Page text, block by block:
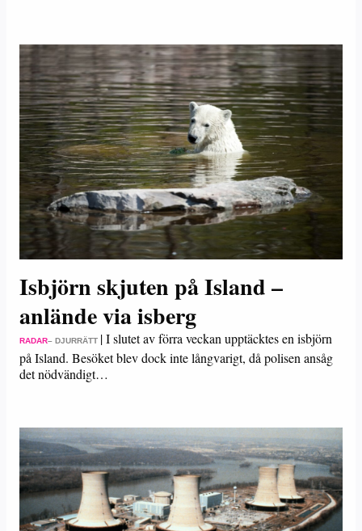
Isbjörn skjuten på Island –
anlände via isberg
RADAR– DJURRÄTT |I slutet av förra veckan upptäcktes en isbjörn
på Island. Besöket blev dock inte långvarigt, då polisen ansåg
det nödvändigt…